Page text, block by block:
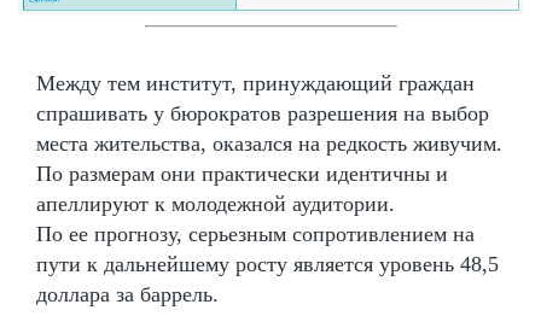
Между тем институт, принуждающий граждан
спрашивать у бюрократов разрешения на выбор
места жительства, оказался на редкость живучим.
По размерам они практически идентичны и
апеллируют к молодежной аудитории.
По ее прогнозу, серьезным сопротивлением на
пути к дальнейшему росту является уровень 48,5
доллара за баррель.